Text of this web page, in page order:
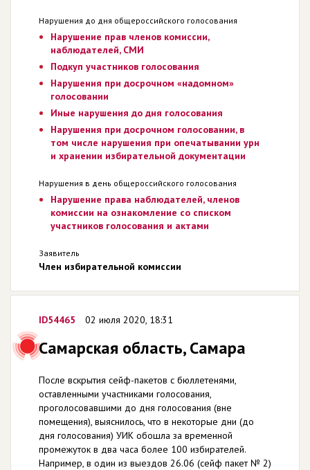
Нарушения до дня общероссийского голосования
Нарушение прав членов комиссии,
наблюдателей, СМИ
Подкуп участников голосования
Нарушения при досрочном «надомном»
голосовании
Иные нарушения до дня голосования
Нарушения при досрочном голосовании, в
том числе нарушения при опечатывании урн
и хранении избирательной документации
Нарушения в день общероссийского голосования
Нарушение права наблюдателей, членов
комиссии на ознакомление со списком
участников голосования и актами
Заявитель
Член избирательной комиссии
ID54465 02 июля 2020, 18:31
Самарская область, Самара
После вскрытия сейф-пакетов с бюллетенями,
оставленными участниками голосования,
проголосовавшими до дня голосования (вне
помещения), выяснилось, что в некоторые дни (до
дня голосования) УИК обошла за временной
промежуток в два часа более 100 избирателей.
Например, в один из выездов 26.06 (сейф пакет № 2)